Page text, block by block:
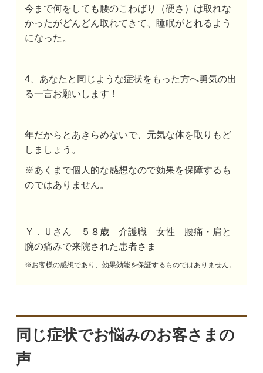
今まで何をしても腰のこわばり（硬さ）は取れな
かったがどんどん取れてきて、睡眠がとれるよう
になった。
4、あなたと同じような症状をもった方へ勇気の出
る一言お願いします！
年だからとあきらめないで、元気な体を取りもど
しましょう。
※あくまで個人的な感想なので効果を保障するも
のではありません。
Ｙ．Ｕさん ５８歳 介護職 女性 腰痛・肩と
腕の痛みで来院された患者さま
※お客様の感想であり、効果効能を保証するものではありません。
同じ症状でお悩みのお客さまの
声